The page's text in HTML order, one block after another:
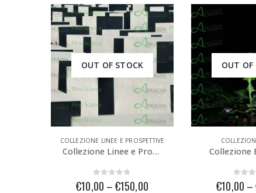
OUT OF STOCK
COLLEZIONE BOSCO
Collezione Bosco #12
0 out of 5
€10,00 –€150,00
OUT OF
COLLEZIONE
0
€10,00 –